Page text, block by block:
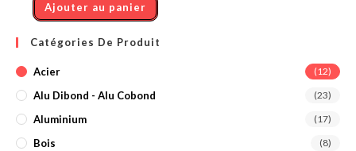
Ajouter au panier
Catégories De Produit
Acier (12)
Alu Dibond - Alu Cobond (23)
Aluminium (17)
Bois (8)